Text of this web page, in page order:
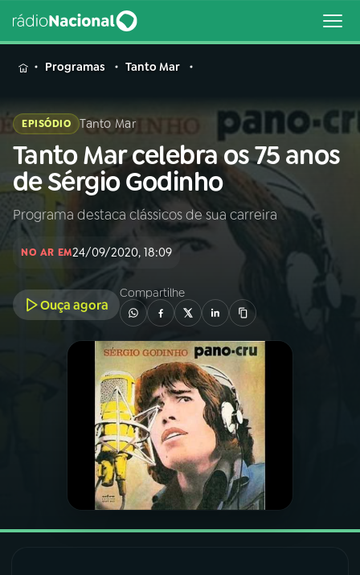
MENU
Buscar
na
Rádio
Nacional
Buscar
AO VIVO
01INÍCIO
A RÁDIO
PROGRAMAÇÃO
PROGRAMAS
PODCASTS
Programas Tanto Mar
EPISÓDIO Tanto Mar
Tanto Mar celebra os 75 anos
de Sérgio Godinho
Programa destaca clássicos de sua carreira
NO AR EM24/09/2020, 18:09
Ouça agora
Compartilhe